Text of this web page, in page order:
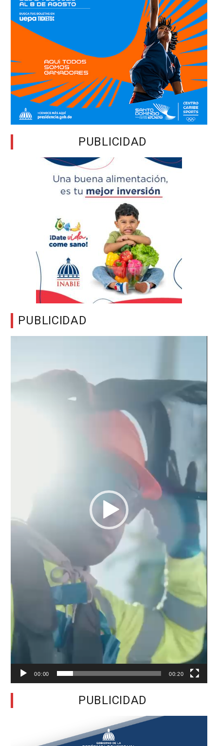
PUBLICIDAD
PUBLICIDAD
00:00 00:20
PUBLICIDAD